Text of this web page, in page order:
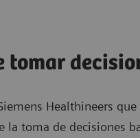
tomar
Healthineers
toma de decisiones